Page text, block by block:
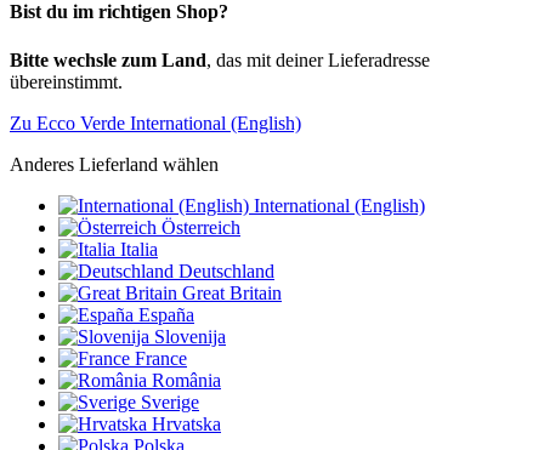
Bist du im richtigen Shop?
Bitte wechsle zum Land, das mit deiner Lieferadresse
übereinstimmt.
Zu Ecco Verde International (English)
Anderes Lieferland wählen
International (English)
Österreich
Italia
Deutschland
Great Britain
España
Slovenija
France
România
Sverige
Hrvatska
Polska